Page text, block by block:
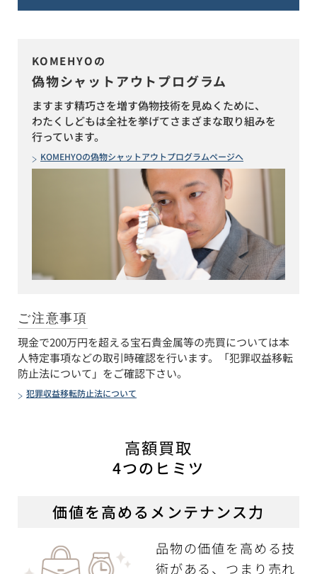
KOMEHYOの
偽物シャットアウトプログラム
ますます精巧さを増す偽物技術を見ぬくために、
わたくしどもは全社を挙げてさまざまな取り組みを
行っています。
KOMEHYOの偽物シャットアウトプログラムページへ
ご注意事項
現金で200万円を超える宝石貴金属等の売買については本
人特定事項などの取引時確認を行います。「犯罪収益移転
防止法について」をご確認下さい。
犯罪収益移転防止法について
高額買取
4つのヒミツ
価値を高めるメンテナンス力
品物の価値を高める技
術がある、つまり売れ